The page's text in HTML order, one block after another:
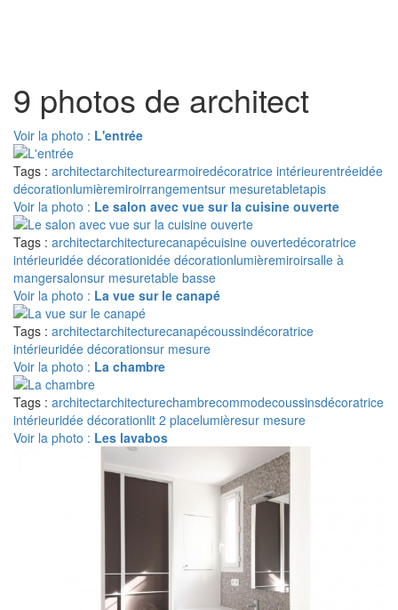
9 photos de architect
Voir la photo : L'entrée
Tags : architectarchitecturearmoiredécoratrice intérieurentréeidée
décorationlumièremiroirrangementsur mesuretabletapis
Voir la photo : Le salon avec vue sur la cuisine ouverte
Tags : architectarchitecturecanapécuisine ouvertedécoratrice
intérieuridée décorationidée décorationlumièremiroirsalle à
mangersalonsur mesuretable basse
Voir la photo : La vue sur le canapé
Tags : architectarchitecturecanapécoussindécoratrice
intérieuridée décorationsur mesure
Voir la photo : La chambre
Tags : architectarchitecturechambrecommodecoussinsdécoratrice
intérieuridée décorationlit 2 placelumièresur mesure
Voir la photo : Les lavabos